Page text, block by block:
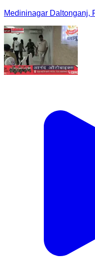
Medininagar Daltonganj,